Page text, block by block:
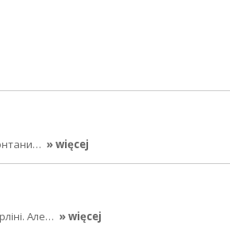
» więcej
Але… » więcej